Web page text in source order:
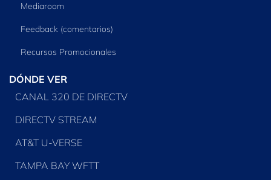
Mediaroom
Feedback (comentarios)
Recursos Promocionales
DÓNDE VER
CANAL 320 DE DIRECTV
DIRECTV STREAM
AT&T U-VERSE
TAMPA BAY WFTT